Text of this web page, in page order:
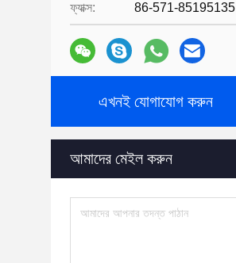
ফ্যাক্স: 86-571-85195135
এখনই যোগাযোগ করুন
আমাদের মেইল ​​করুন